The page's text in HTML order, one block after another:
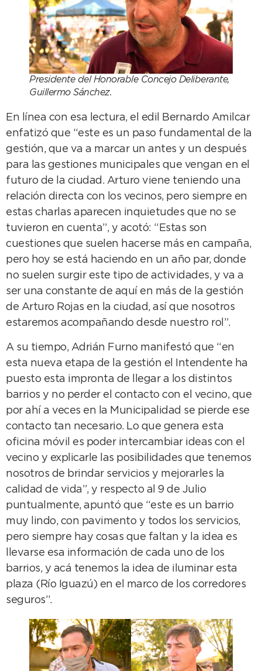
Presidente del Honorable Concejo Deliberante,
Guillermo Sánchez.
En línea con esa lectura, el edil Bernardo Amilcar
enfatizó que “este es un paso fundamental de la
gestión, que va a marcar un antes y un después
para las gestiones municipales que vengan en el
futuro de la ciudad. Arturo viene teniendo una
relación directa con los vecinos, pero siempre en
estas charlas aparecen inquietudes que no se
tuvieron en cuenta”, y acotó: “Estas son
cuestiones que suelen hacerse más en campaña,
pero hoy se está haciendo en un año par, donde
no suelen surgir este tipo de actividades, y va a
ser una constante de aquí en más de la gestión
de Arturo Rojas en la ciudad, así que nosotros
estaremos acompañando desde nuestro rol”.
A su tiempo, Adrián Furno manifestó que “en
esta nueva etapa de la gestión el Intendente ha
puesto esta impronta de llegar a los distintos
barrios y no perder el contacto con el vecino, que
por ahí a veces en la Municipalidad se pierde ese
contacto tan necesario. Lo que genera esta
oficina móvil es poder intercambiar ideas con el
vecino y explicarle las posibilidades que tenemos
nosotros de brindar servicios y mejorarles la
calidad de vida”, y respecto al 9 de Julio
puntualmente, apuntó que “este es un barrio
muy lindo, con pavimento y todos los servicios,
pero siempre hay cosas que faltan y la idea es
llevarse esa información de cada uno de los
barrios, y acá tenemos la idea de iluminar esta
plaza (Río Iguazú) en el marco de los corredores
seguros”.